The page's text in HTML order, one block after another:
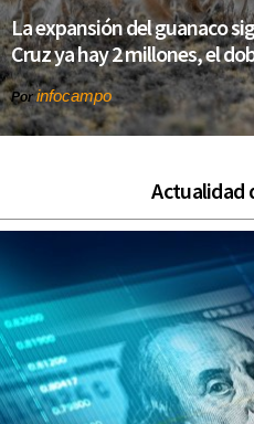
La expansión del guanaco
Cruz ya hay 2 millones, el
Porinfocampo
Actualidad